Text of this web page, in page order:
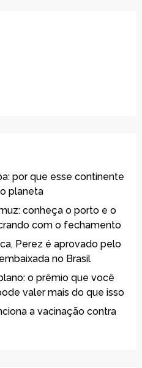
por que esse continente
planeta
conheça o porto e o
com o fechamento
Perez é aprovado pelo
no Brasil
o prêmio que você
valer mais do que isso
a vacinação contra